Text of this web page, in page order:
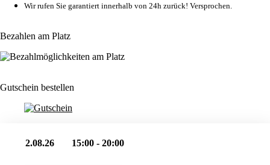
Wir rufen Sie garantiert innerhalb von 24h zurück! Versprochen.
Bezahlen am Platz
Gutschein bestellen
2.08.26 15:00 - 20:00